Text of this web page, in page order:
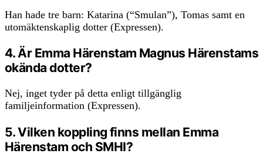
Han hade tre barn: Katarina (“Smulan”), Tomas samt en
utomäktenskaplig dotter (Expressen).
4. Är Emma Härenstam Magnus Härenstams
okända dotter?
Nej, inget tyder på detta enligt tillgänglig
familjeinformation (Expressen).
5. Vilken koppling finns mellan Emma
Härenstam och SMHI?